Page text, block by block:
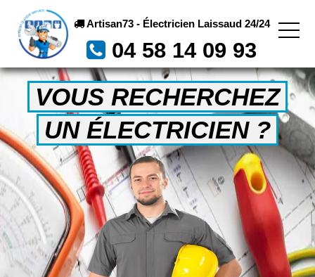
Artisan73 - Électricien Laissaud 24/24
04 58 14 09 93
VOUS RECHERCHEZ
UN ÉLECTRICIEN ?